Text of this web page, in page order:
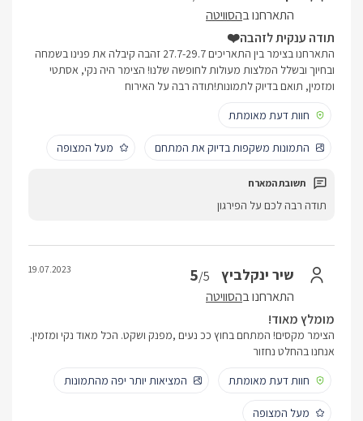
התארחנו בהסוויטה
תודה ענקית לזהבה❤️
התארחנו בצימר בין התאריכים 27.7-29.7 זהבה קיבלה את פנינו בשמחה
ובחיוך ובשלל המלצות מעולות לחופשה שלנו! הצימר היה נקי, אסתטי
ומזמין, תואם בדיוק לתמונות!תודה רבה על האירוח
חוות דעת מאומתת
התמונות משקפות בדיוק את המתחם מעל המצופה
תודה רבה לכם על הפירגון
שיר ינקלביץ 5/5
התארחנו בהסוויטה
19.07.2023
מומלץ מאוד!
הצימר מקסים! המתחם בחוץ ככ נעים ,מפנק ושקט. הכל מאוד נקי ומזמין.
אנחנו בהחלט נחזור
חוות דעת מאומתת
המציאות יותר יפה מהתמונות
מעל המצופה